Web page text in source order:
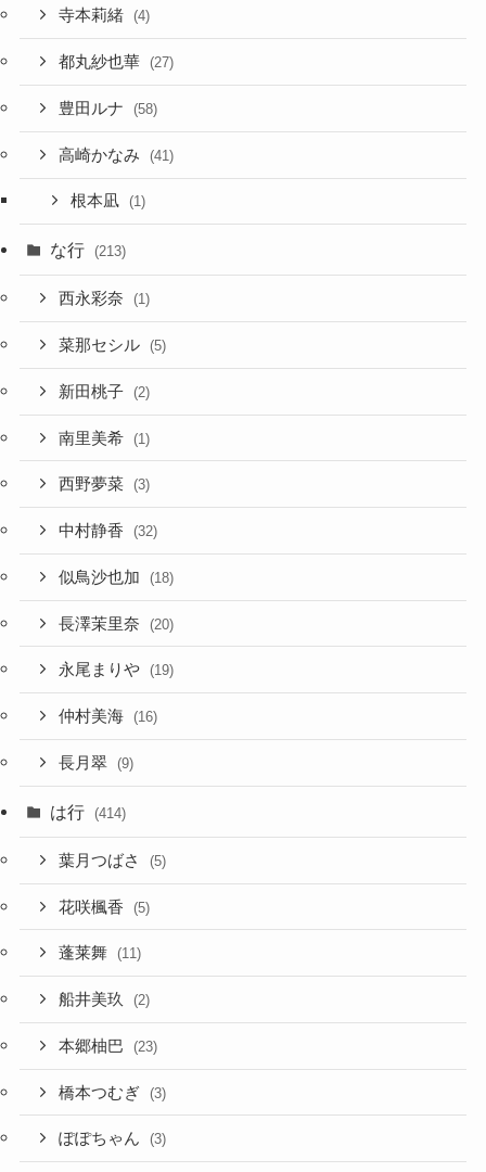
寺本莉緒 (4)
都丸紗也華 (27)
豊田ルナ (58)
高崎かなみ (41)
根本凪 (1)
な行 (213)
西永彩奈 (1)
菜那セシル (5)
新田桃子 (2)
南里美希 (1)
西野夢菜 (3)
中村静香 (32)
似鳥沙也加 (18)
長澤茉里奈 (20)
永尾まりや (19)
仲村美海 (16)
長月翠 (9)
は行 (414)
葉月つばさ (5)
花咲楓香 (5)
蓬莱舞 (11)
船井美玖 (2)
本郷柚巴 (23)
橋本つむぎ (3)
ぽぽちゃん (3)